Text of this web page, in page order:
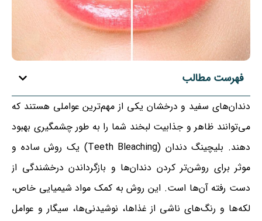
فهرست مطالب
دندان‌های سفید و درخشان یکی از مهم‌ترین عواملی هستند که
می‌توانند ظاهر و جذابیت لبخند شما را به طور چشمگیری بهبود
دهند. بلیچینگ دندان (Teeth Bleaching) یک روش ساده و
موثر برای روشن‌تر کردن دندان‌ها و بازگرداندن درخشندگی از
دست رفته آن‌ها است. این روش به کمک مواد شیمیایی خاص،
لکه‌ها و رنگ‌های ناشی از غذاها، نوشیدنی‌ها، سیگار و عوامل